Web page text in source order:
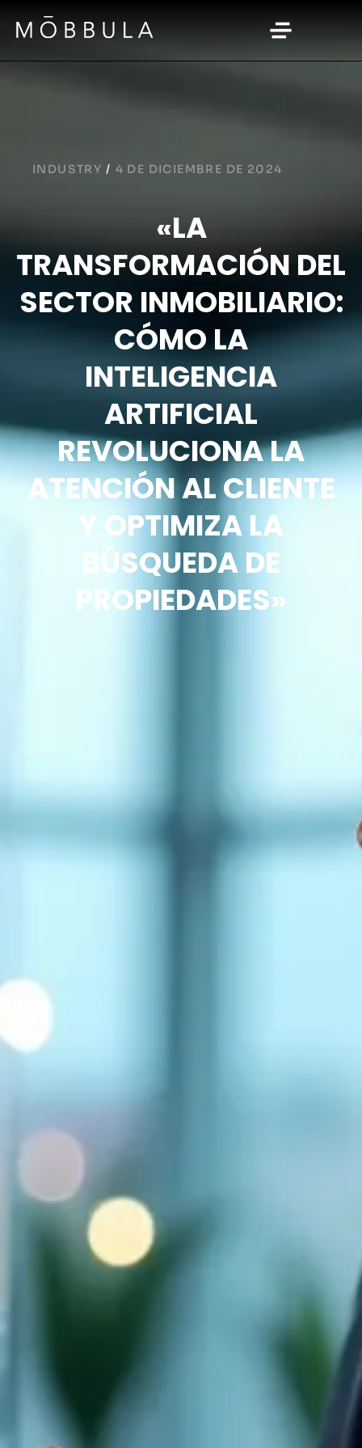
INDUSTRY / 4 DE DICIEMBRE DE 2024
«LA
TRANSFORMACIÓN DEL
SECTOR INMOBILIARIO:
CÓMO LA
INTELIGENCIA
ARTIFICIAL
REVOLUCIONA LA
ATENCIÓN AL CLIENTE
Y OPTIMIZA LA
BÚSQUEDA DE
PROPIEDADES»